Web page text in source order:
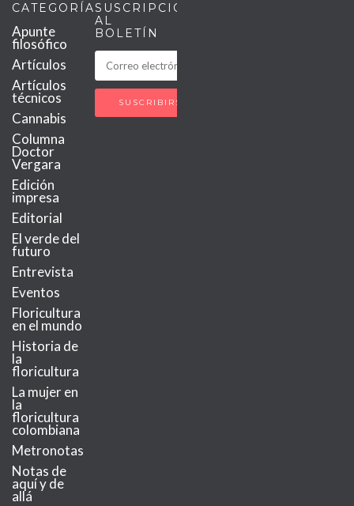
CATEGORÍAS
Apunte
filosófico
Artículos
Artículos
técnicos
Cannabis
Columna
Doctor
Vergara
Edición
impresa
Editorial
El verde del
futuro
Entrevista
Eventos
Floricultura
en el mundo
Historia de
la
floricultura
La mujer en
la
floricultura
colombiana
Metronotas
Notas de
aquí y de
allá
SUSCRIPCIÓN
AL
BOLETÍN